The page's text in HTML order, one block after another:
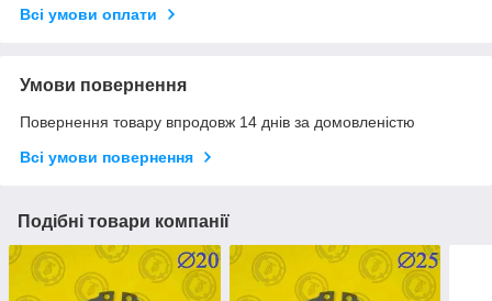
Всі умови оплати
Умови повернення
Повернення товару впродовж 14 днів за домовленістю
Всі умови повернення
Подібні товари компанії